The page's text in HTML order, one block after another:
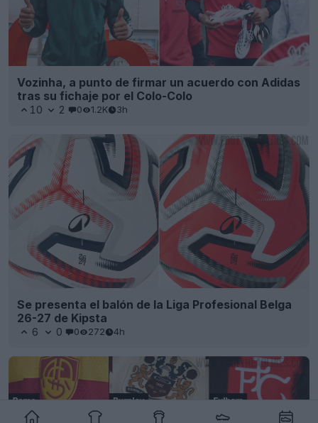
Vozinha, a punto de firmar un acuerdo con Adidas
tras su fichaje por el Colo-Colo
10 2 0 1.2K 3h
Se presenta el balón de la Liga Profesional Belga
26-27 de Kipsta
6 0 0 272 4h